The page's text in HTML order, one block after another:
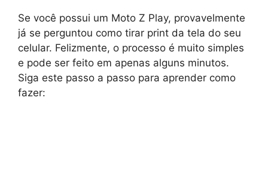
Se você possui um Moto Z Play, provavelmente
já se perguntou como tirar print da tela do seu
celular. Felizmente, o processo é muito simples
e pode ser feito em apenas alguns minutos.
Siga este passo a passo para aprender como
fazer: